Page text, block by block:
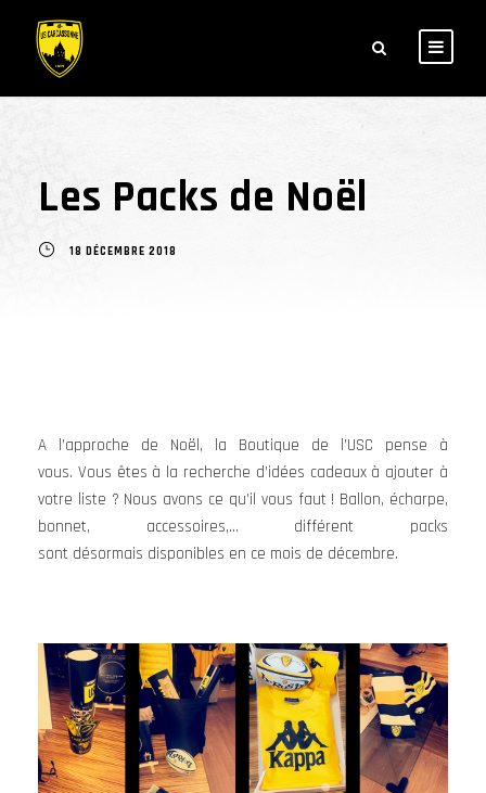
Les Packs de Noël
18 DÉCEMBRE 2018
A l’approche de Noël, la Boutique de l’USC pense à
vous. Vous êtes à la recherche d’idées cadeaux à ajouter à
votre liste ? Nous avons ce qu’il vous faut ! Ballon, écharpe,
bonnet, accessoires,… différent packs
sont désormais disponibles en ce mois de décembre.